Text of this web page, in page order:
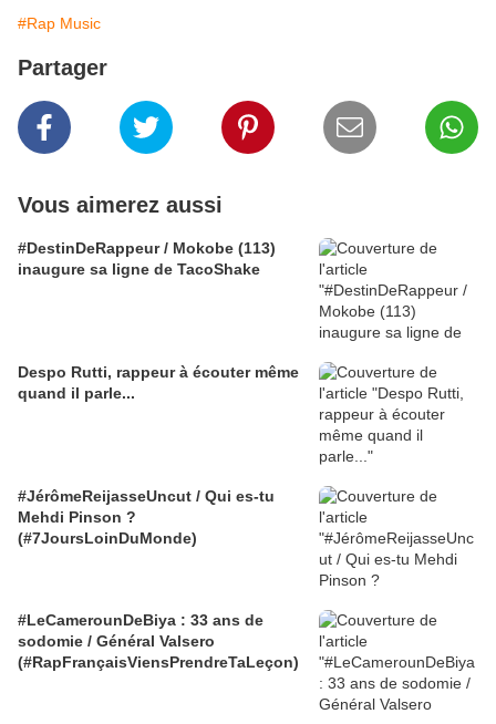
#Rap Music
Partager
Vous aimerez aussi
#DestinDeRappeur / Mokobe (113)
inaugure sa ligne de TacoShake
Despo Rutti, rappeur à écouter même
quand il parle...
#JérômeReijasseUncut / Qui es-tu
Mehdi Pinson ?
(#7JoursLoinDuMonde)
#LeCamerounDeBiya : 33 ans de
sodomie / Général Valsero
(#RapFrançaisViensPrendreTaLeçon)